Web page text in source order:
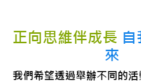
正向思維伴成長
來
我們希望透過舉辦不同的